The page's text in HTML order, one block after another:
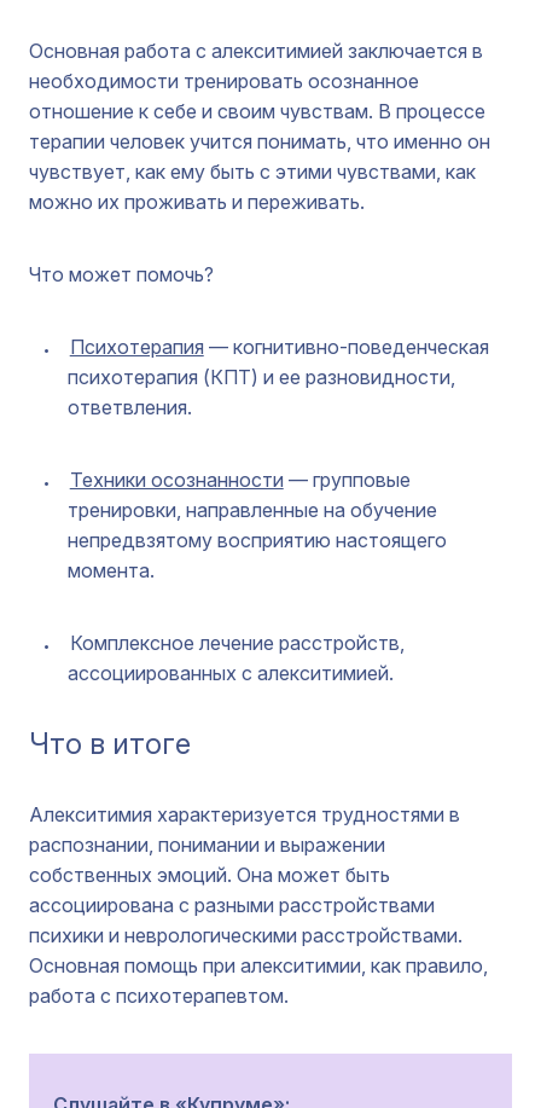
Основная работа с алекситимией заключается в
необходимости тренировать осознанное
отношение к себе и своим чувствам. В процессе
терапии человек учится понимать, что именно он
чувствует, как ему быть с этими чувствами, как
можно их проживать и переживать.
Что может помочь?
Психотерапия — когнитивно-поведенческая
психотерапия (КПТ) и ее разновидности,
ответвления.
Техники осознанности — групповые
тренировки, направленные на обучение
непредвзятому восприятию настоящего
момента.
Комплексное лечение расстройств,
ассоциированных с алекситимией.
Что в итоге
Алекситимия характеризуется трудностями в
распознании, понимании и выражении
собственных эмоций. Она может быть
ассоциирована с разными расстройствами
психики и неврологическими расстройствами.
Основная помощь при алекситимии, как правило,
работа с психотерапевтом.